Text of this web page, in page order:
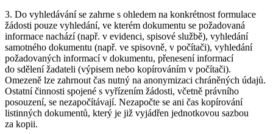
3. Do vyhledávání se zahrne s ohledem na konkrétnost formulace
žádosti pouze vyhledání, ve kterém dokumentu se požadovaná
informace nachází (např. v evidenci, spisové službě), vyhledání
samotného dokumentu (např. ve spisovně, v počítači), vyhledání
požadovaných informací v dokumentu, přenesení informací
do sdělení žadateli (výpisem nebo kopírováním v počítači).
Omezeně lze zahrnout čas nutný na anonymizaci chráněných údajů.
Ostatní činnosti spojené s vyřízením žádosti, včetně právního
posouzení, se nezapočítávají. Nezapočte se ani čas kopírování
listinných dokumentů, který je již vyjádřen jednotkovou sazbou
za kopii.